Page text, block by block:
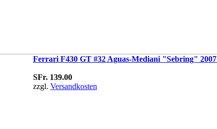
Ferrari F430 GT #32 Aguas-Mediani "Sebring"
SFr. 139.00
zzgl. Versandkosten